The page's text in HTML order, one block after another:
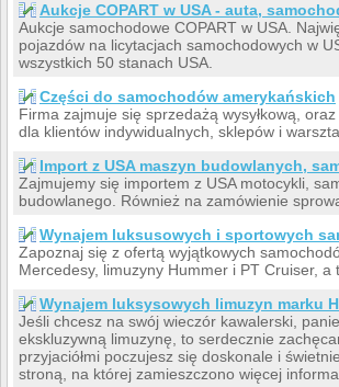
Aukcje COPART w USA - auta,
Aukcje samochodowe COPART w USA.
pojazdów na licytacjach samochodowych w
wszystkich 50 stanach USA.
Części do samochodów amerykańskich
Firma zajmuje się sprzedażą wysyłkową,
dla klientów indywidualnych, sklepów i
Import z USA maszyn budowlanych,
Zajmujemy się importem z USA motocykli,
budowlanego. Również na zamówienie
Wynajem luksusowych i sportowych
Zapoznaj się z ofertą wyjątkowych
Mercedesy, limuzyny Hummer i PT Cruiser,
Wynajem luksysowych limuzyn marku
Jeśli chcesz na swój wieczór kawalerski,
ekskluzywną limuzynę, to serdecznie
przyjaciółmi poczujesz się doskonale i
stroną, na której zamieszczono więcej